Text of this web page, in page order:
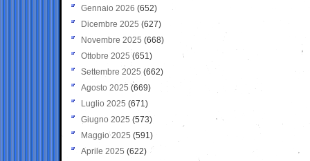
Gennaio 2026 (652)
Dicembre 2025 (627)
Novembre 2025 (668)
Ottobre 2025 (651)
Settembre 2025 (662)
Agosto 2025 (669)
Luglio 2025 (671)
Giugno 2025 (573)
Maggio 2025 (591)
Aprile 2025 (622)